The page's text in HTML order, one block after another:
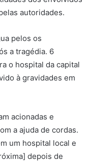
autoridades.
pelos os
a tragédia. 6
o hospital da capital
à gravidades em
acionadas e
a ajuda de cordas.
um hospital local e
depois de